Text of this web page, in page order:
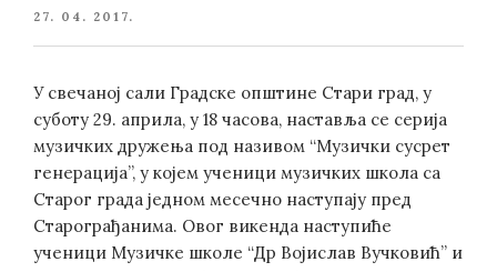
POSTED
27. 04. 2017.
У свечаној сали Градске општине Стари град, у
суботу 29. априла, у 18 часова, наставља се серија
музичких дружења под називом “Музички сусрет
генерација”, у којем ученици музичких школа са
Старог града једном месечно наступају пред
Старограђанима. Овог викенда наступиће
ученици Музичке школе “Др Војислав Вучковић” и